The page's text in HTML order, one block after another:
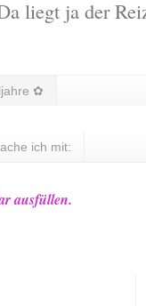
liegt ja der
✿
ich mit:
ausfüllen.